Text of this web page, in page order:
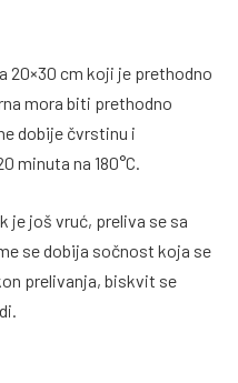
20×30 cm koji je prethodno
mora biti prethodno
dobije čvrstinu i
minuta na 180°C.
je još vruć, preliva se sa
se dobija sočnost koja se
prelivanja, biskvit se